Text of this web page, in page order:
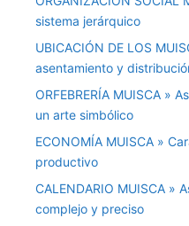
sistema jerárquico
UBICACIÓN DE LOS
asentamiento y
ORFEBRERÍA MUISCA »
un arte simbólico
ECONOMÍA MUISCA »
productivo
CALENDARIO MUISCA »
complejo y preciso